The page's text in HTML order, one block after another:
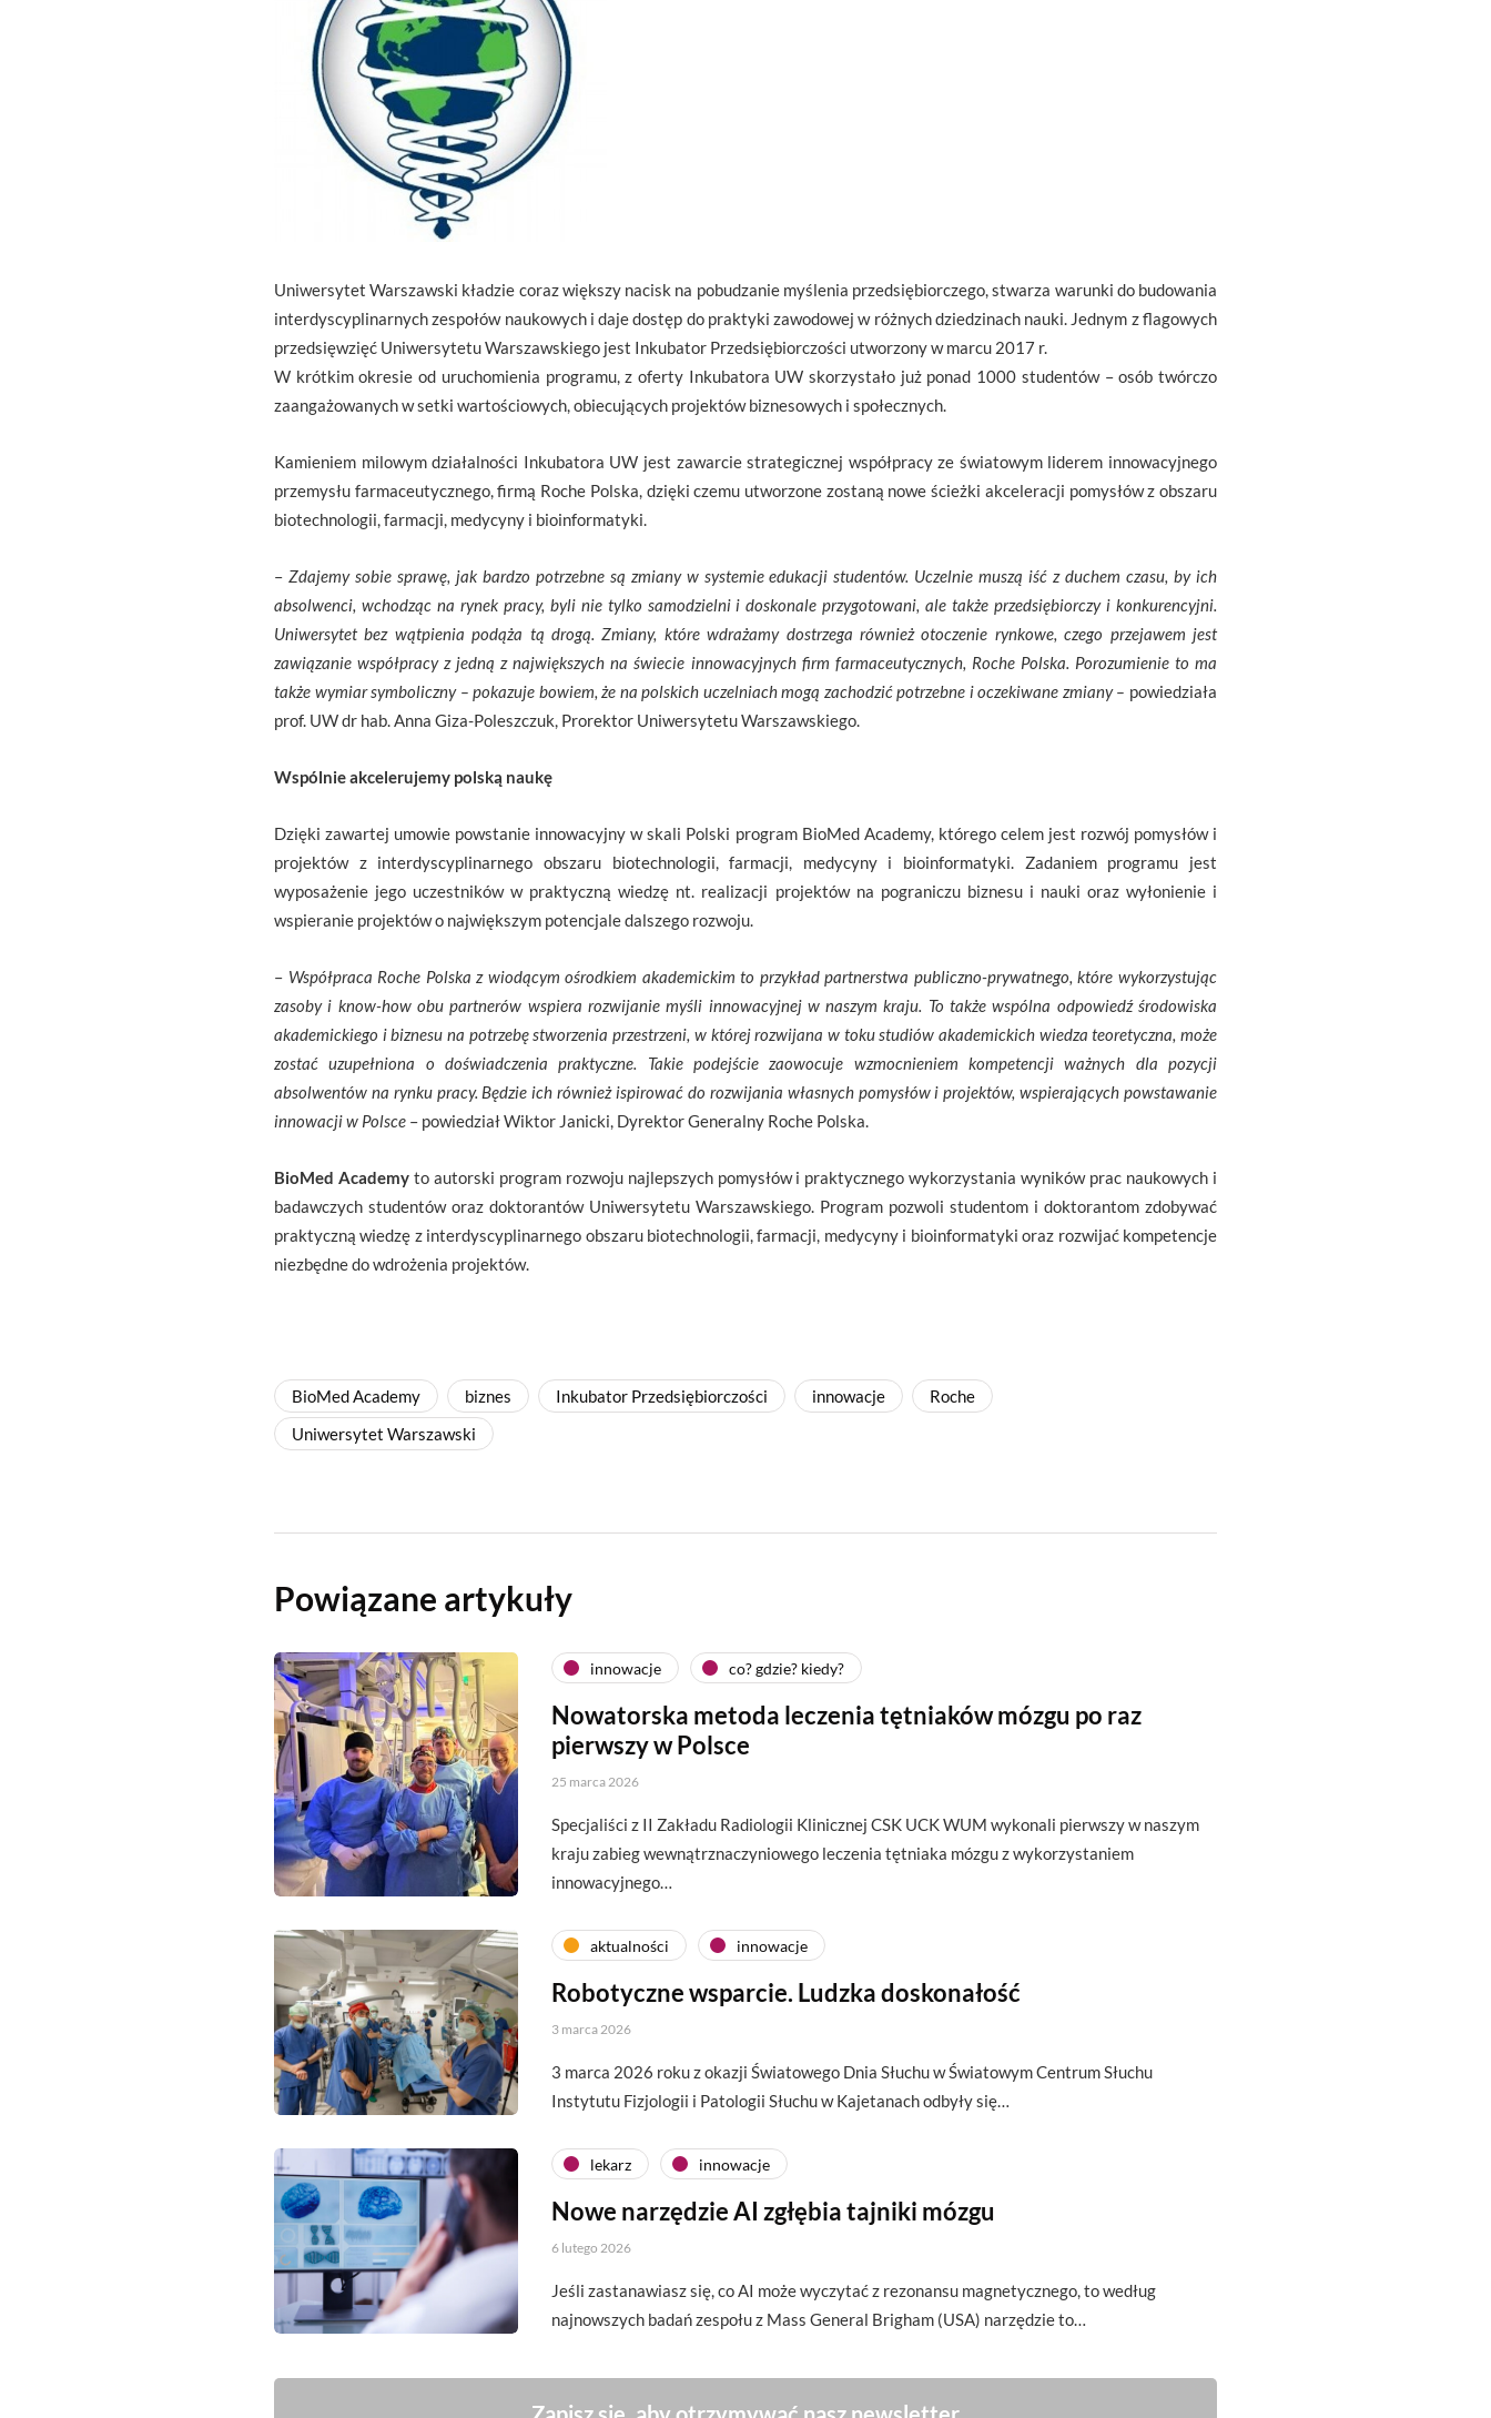
Uniwersytet Warszawski kładzie coraz większy nacisk na pobudzanie myślenia przedsiębiorczego, stwarza warunki do budowania
interdyscyplinarnych zespołów naukowych i daje dostęp do praktyki zawodowej w różnych dziedzinach nauki. Jednym z flagowych
przedsięwzięć Uniwersytetu Warszawskiego jest Inkubator Przedsiębiorczości utworzony w marcu 2017 r.
W krótkim okresie od uruchomienia programu, z oferty Inkubatora UW skorzystało już ponad 1000 studentów – osób twórczo
zaangażowanych w setki wartościowych, obiecujących projektów biznesowych i społecznych.
Kamieniem milowym działalności Inkubatora UW jest zawarcie strategicznej współpracy ze światowym liderem innowacyjnego
przemysłu farmaceutycznego, firmą Roche Polska, dzięki czemu utworzone zostaną nowe ścieżki akceleracji pomysłów z obszaru
biotechnologii, farmacji, medycyny i bioinformatyki.
– Zdajemy sobie sprawę, jak bardzo potrzebne są zmiany w systemie edukacji studentów. Uczelnie muszą iść z duchem czasu, by ich
absolwenci, wchodząc na rynek pracy, byli nie tylko samodzielni i doskonale przygotowani, ale także przedsiębiorczy i konkurencyjni.
Uniwersytet bez wątpienia podąża tą drogą. Zmiany, które wdrażamy dostrzega również otoczenie rynkowe, czego przejawem jest
zawiązanie współpracy z jedną z największych na świecie innowacyjnych firm farmaceutycznych, Roche Polska. Porozumienie to ma
także wymiar symboliczny – pokazuje bowiem, że na polskich uczelniach mogą zachodzić potrzebne i oczekiwane zmiany – powiedziała
prof. UW dr hab. Anna Giza-Poleszczuk, Prorektor Uniwersytetu Warszawskiego.
Wspólnie akcelerujemy polską naukę
Dzięki zawartej umowie powstanie innowacyjny w skali Polski program BioMed Academy, którego celem jest rozwój pomysłów i
projektów z interdyscyplinarnego obszaru biotechnologii, farmacji, medycyny i bioinformatyki. Zadaniem programu jest
wyposażenie jego uczestników w praktyczną wiedzę nt. realizacji projektów na pograniczu biznesu i nauki oraz wyłonienie i
wspieranie projektów o największym potencjale dalszego rozwoju.
– Współpraca Roche Polska z wiodącym ośrodkiem akademickim to przykład partnerstwa publiczno-prywatnego, które wykorzystując
zasoby i know-how obu partnerów wspiera rozwijanie myśli innowacyjnej w naszym kraju. To także wspólna odpowiedź środowiska
akademickiego i biznesu na potrzebę stworzenia przestrzeni, w której rozwijana w toku studiów akademickich wiedza teoretyczna, może
zostać uzupełniona o doświadczenia praktyczne. Takie podejście zaowocuje wzmocnieniem kompetencji ważnych dla pozycji
absolwentów na rynku pracy. Będzie ich również ispirować do rozwijania własnych pomysłów i projektów, wspierających powstawanie
innowacji w Polsce – powiedział Wiktor Janicki, Dyrektor Generalny Roche Polska.
BioMed Academy to autorski program rozwoju najlepszych pomysłów i praktycznego wykorzystania wyników prac naukowych i
badawczych studentów oraz doktorantów Uniwersytetu Warszawskiego. Program pozwoli studentom i doktorantom zdobywać
praktyczną wiedzę z interdyscyplinarnego obszaru biotechnologii, farmacji, medycyny i bioinformatyki oraz rozwijać kompetencje
niezbędne do wdrożenia projektów.
BioMed Academy biznes Inkubator Przedsiębiorczości innowacje
Roche
Uniwersytet Warszawski
Powiązane artykuły
innowacje co? gdzie? kiedy?
Nowatorska metoda leczenia tętniaków mózgu po raz
pierwszy w Polsce
25 marca 2026
Specjaliści z II Zakładu Radiologii Klinicznej CSK UCK WUM wykonali pierwszy w naszym
kraju zabieg wewnątrznaczyniowego leczenia tętniaka mózgu z wykorzystaniem
innowacyjnego…
aktualności innowacje
Robotyczne wsparcie. Ludzka doskonałość
3 marca 2026
3 marca 2026 roku z okazji Światowego Dnia Słuchu w Światowym Centrum Słuchu
Instytutu Fizjologii i Patologii Słuchu w Kajetanach odbyły się…
lekarz innowacje
Nowe narzędzie AI zgłębia tajniki mózgu
6 lutego 2026
Jeśli zastanawiasz się, co AI może wyczytać z rezonansu magnetycznego, to według
najnowszych badań zespołu z Mass General Brigham (USA) narzędzie to…